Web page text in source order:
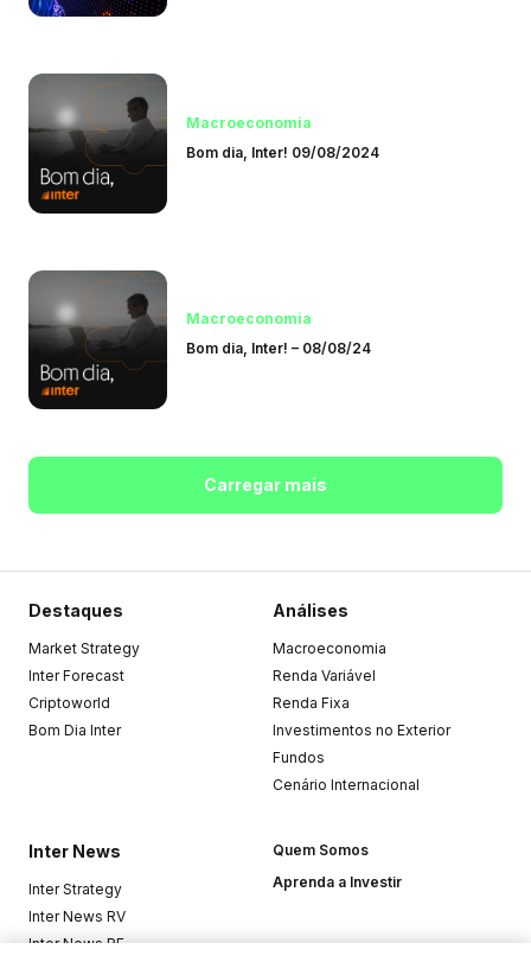
Macroeconomia
Bom dia, Inter! 09/08/2024
Macroeconomia
Bom dia, Inter! – 08/08/24
Carregar mais
Destaques
Market Strategy
Inter Forecast
Criptoworld
Bom Dia Inter
Análises
Macroeconomia
Renda Variável
Renda Fixa
Investimentos no Exterior
Fundos
Cenário Internacional
Inter News
Inter Strategy
Inter News RV
Inter News RF
Quem Somos
Aprenda a Investir